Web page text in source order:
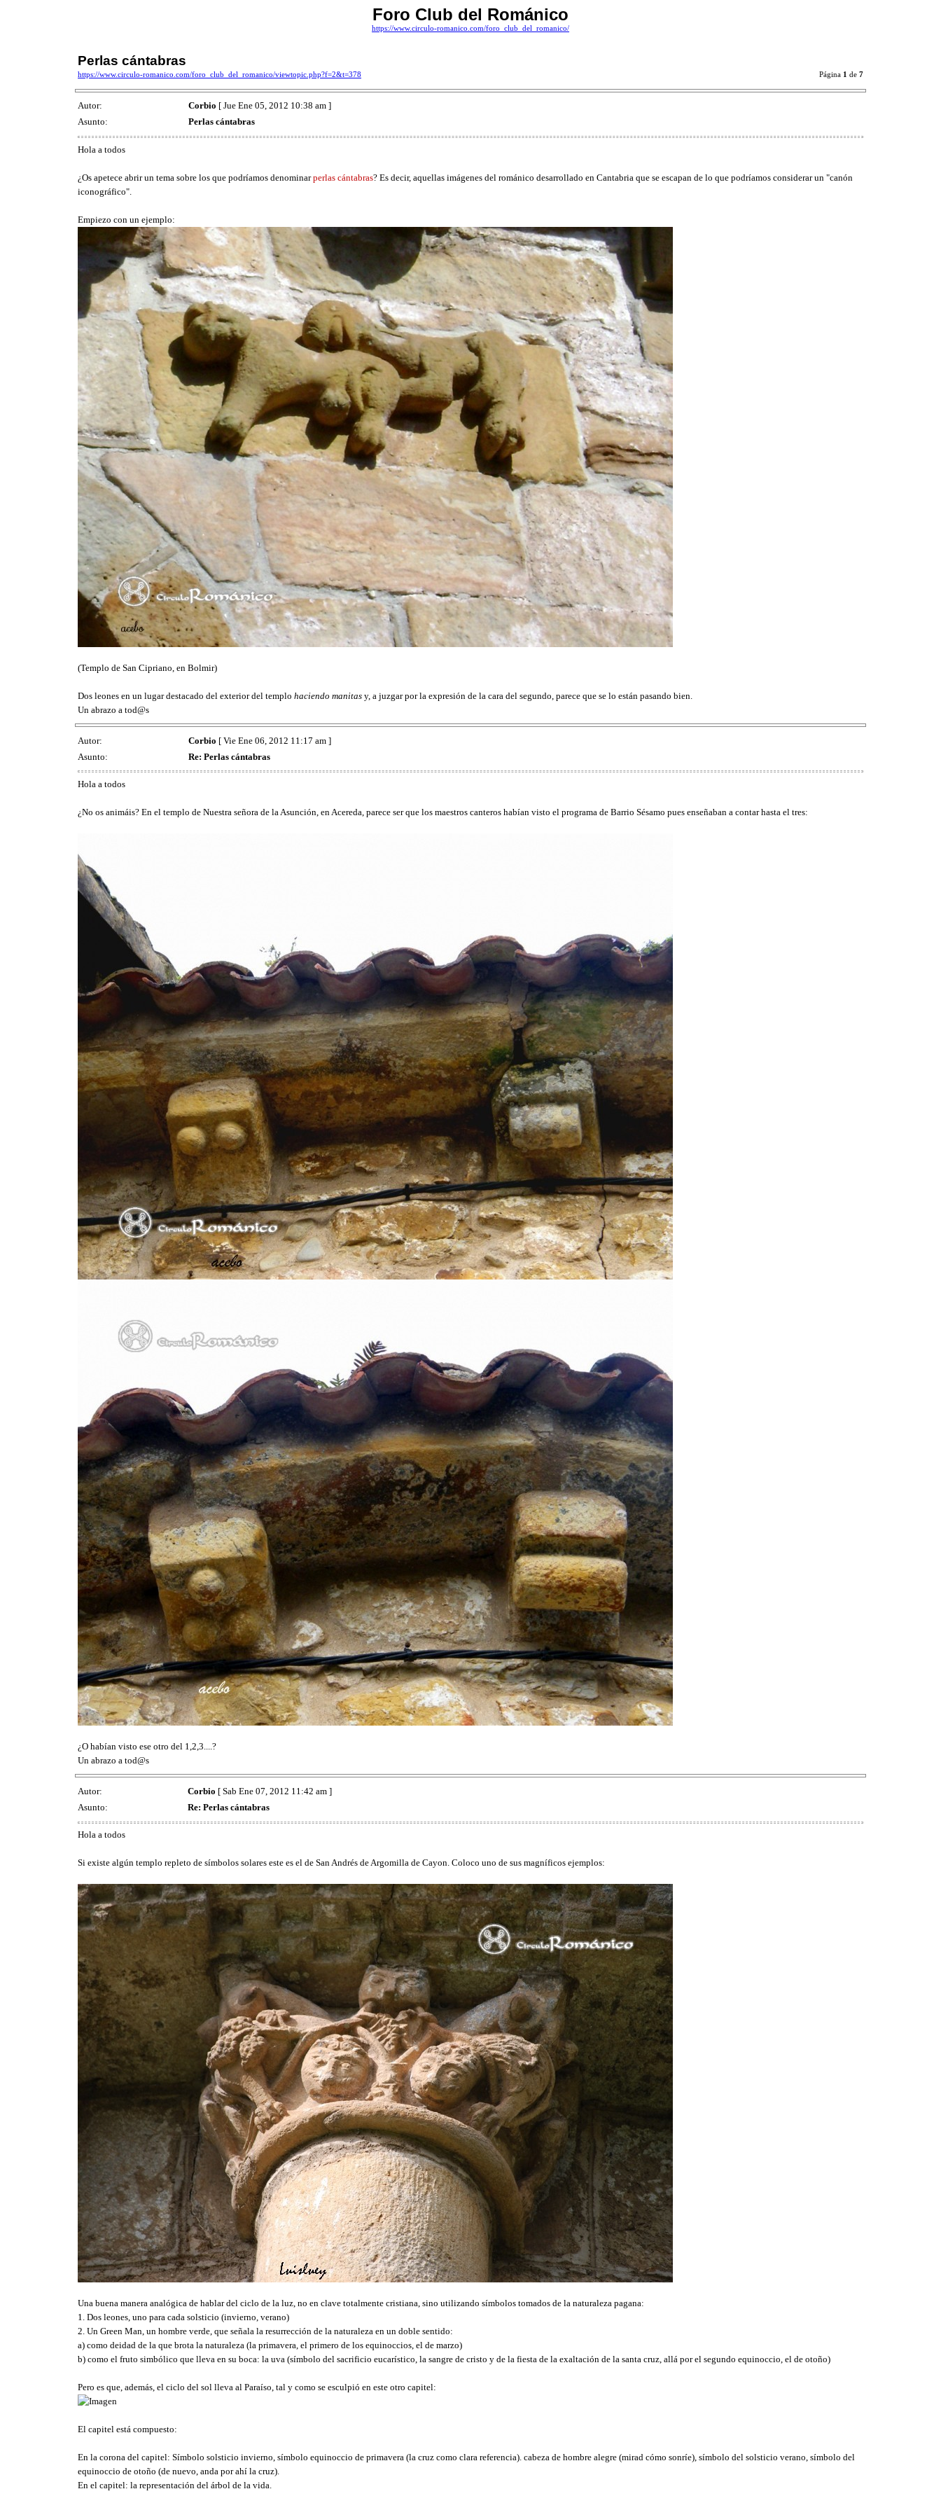
Foro Club del Románico
https://www.circulo-romanico.com/foro_club_del_romanico/
Perlas cántabras
https://www.circulo-romanico.com/foro_club_del_romanico/viewtopic.php?f=2&t=378 Página 1 de 7
Autor: Corbio [ Jue Ene 05, 2012 10:38 am ]
Asunto:
Perlas cántabras
Hola a todos
¿Os apetece abrir un tema sobre los que podríamos denominarperlas cántabras? Es decir, aquellas imágenes del románico desarrollado en Cantabria que se escapan de lo que podríamos considerar un "canón
iconográfico".
Empiezo con un ejemplo:
(Templo de San Cipriano, en Bolmir)
Dos leones en un lugar destacado del exterior del templo haciendo manitas y, a juzgar por la expresión de la cara del segundo, parece que se lo están pasando bien.
Un abrazo a tod@s
Autor: Corbio [ Vie Ene 06, 2012 11:17 am ]
Asunto:
Re: Perlas cántabras
Hola a todos
¿No os animáis? En el templo de Nuestra señora de la Asunción, en Acereda, parece ser que los maestros canteros habían visto el programa de Barrio Sésamo pues enseñaban a contar hasta el tres:
¿O habían visto ese otro del 1,2,3....?
Un abrazo a tod@s
Autor: Corbio [ Sab Ene 07, 2012 11:42 am ]
Asunto:
Re: Perlas cántabras
Hola a todos
Si existe algún templo repleto de símbolos solares este es el de San Andrés de Argomilla de Cayon. Coloco uno de sus magníficos ejemplos:
Una buena manera analógica de hablar del ciclo de la luz, no en clave totalmente cristiana, sino utilizando símbolos tomados de la naturaleza pagana:
1. Dos leones, uno para cada solsticio (invierno, verano)
2. Un Green Man, un hombre verde, que señala la resurrección de la naturaleza en un doble sentido:
a) como deidad de la que brota la naturaleza (la primavera, el primero de los equinoccios, el de marzo)
b) como el fruto simbólico que lleva en su boca: la uva (símbolo del sacrificio eucarístico, la sangre de cristo y de la fiesta de la exaltación de la santa cruz, allá por el segundo equinoccio, el de otoño)
Pero es que, además, el ciclo del sol lleva al Paraíso, tal y como se esculpió en este otro capitel:
El capitel está compuesto:
En la corona del capitel: Símbolo solsticio invierno, símbolo equinoccio de primavera (la cruz como clara referencia). cabeza de hombre alegre (mirad cómo sonríe), símbolo del solsticio verano, símbolo del
equinoccio de otoño (de nuevo, anda por ahí la cruz).
En el capitel: la representación del árbol de la vida.